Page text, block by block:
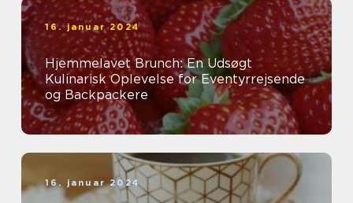
16. januar 2024
Hjemmelavet Brunch: En Udsøgt
Kulinarisk Oplevelse for Eventyrrejsende
og Backpackere
16. januar 2024